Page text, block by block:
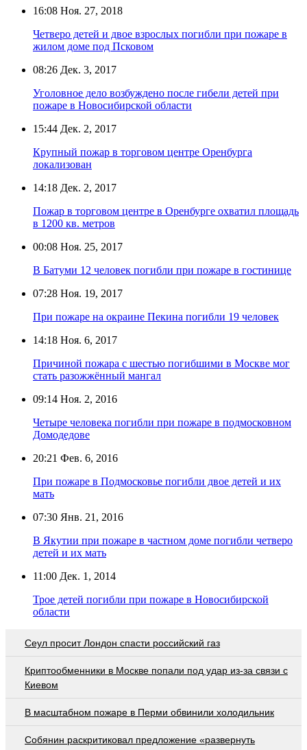
16:08 Ноя. 27, 2018
Четверо детей и двое взрослых погибли при пожаре в
жилом доме под Псковом
08:26 Дек. 3, 2017
Уголовное дело возбуждено после гибели детей при
пожаре в Новосибирской области
15:44 Дек. 2, 2017
Крупный пожар в торговом центре Оренбурга
локализован
14:18 Дек. 2, 2017
Пожар в торговом центре в Оренбурге охватил площадь
в 1200 кв. метров
00:08 Ноя. 25, 2017
В Батуми 12 человек погибли при пожаре в гостинице
07:28 Ноя. 19, 2017
При пожаре на окраине Пекина погибли 19 человек
14:18 Ноя. 6, 2017
Причиной пожара с шестью погибшими в Москве мог
стать разожжённый мангал
09:14 Ноя. 2, 2016
Четыре человека погибли при пожаре в подмосковном
Домодедове
20:21 Фев. 6, 2016
При пожаре в Подмосковье погибли двое детей и их
мать
07:30 Янв. 21, 2016
В Якутии при пожаре в частном доме погибли четверо
детей и их мать
11:00 Дек. 1, 2014
Трое детей погибли при пожаре в Новосибирской
области
Сеул просит Лондон спасти российский газ
Криптообменники в Москве попали под удар из-за связи с
Киевом
В масштабном пожаре в Перми обвинили холодильник
Собянин раскритиковал предложение «развернуть